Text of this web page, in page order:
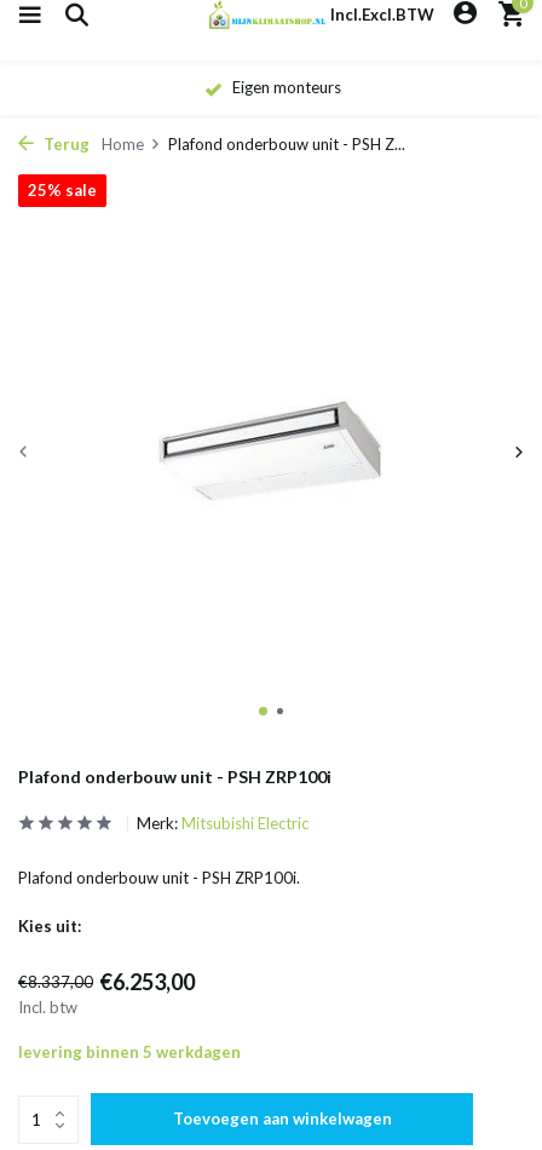
Incl.Excl.BTW
Eigen monteurs
Terug Home Plafond onderbouw unit - PSH Z...
Plafond onderbouw unit - PSH ZRP100i
25% sale
Merk:Mitsubishi Electric
Plafond onderbouw unit - PSH ZRP100i.
Kies uit:
€8.337,00 €6.253,00
Incl. btw
levering binnen 5 werkdagen
Toevoegen aan winkelwagen